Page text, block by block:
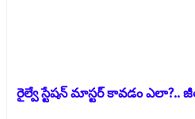
రైల్వే స్టేషన్ మాస్టర్ కావడం ఎలా?..